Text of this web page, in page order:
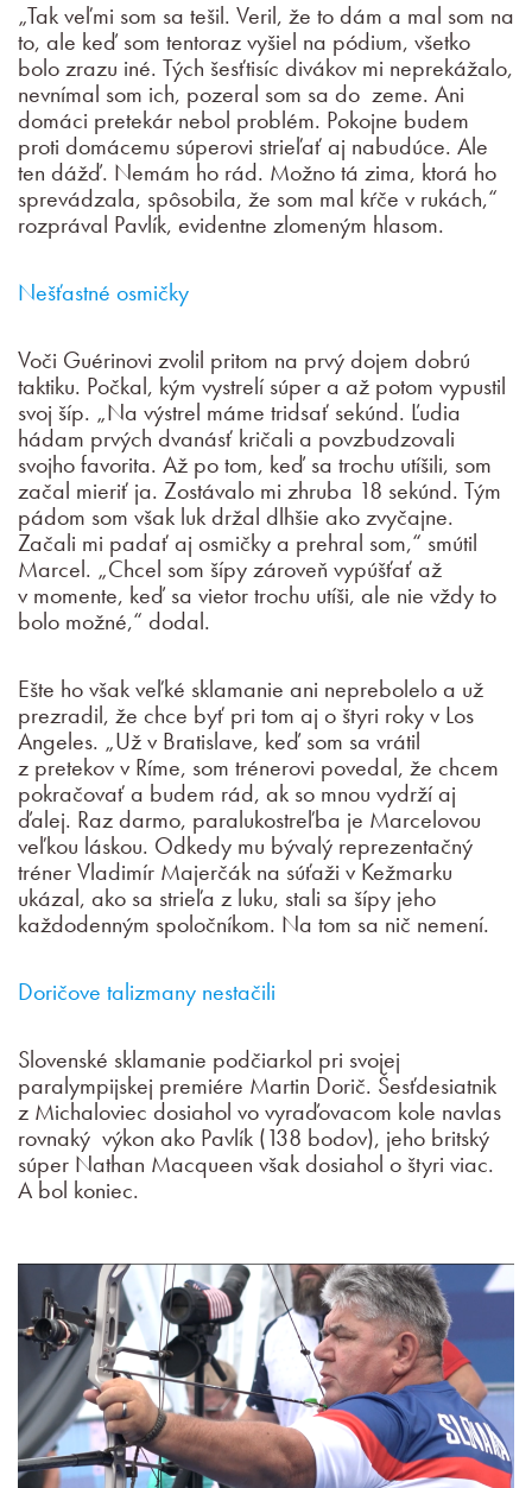
„Tak veľmi som sa tešil. Veril, že to dám a mal som na
to, ale keď som tentoraz vyšiel na pódium, všetko
bolo zrazu iné. Tých šesťtisíc divákov mi neprekážalo,
nevnímal som ich, pozeral som sa do zeme. Ani
domáci pretekár nebol problém. Pokojne budem
proti domácemu súperovi strieľať aj nabudúce. Ale
ten dážď. Nemám ho rád. Možno tá zima, ktorá ho
sprevádzala, spôsobila, že som mal kŕče v rukách,“
rozprával Pavlík, evidentne zlomeným hlasom.
Nešťastné osmičky
Voči Guérinovi zvolil pritom na prvý dojem dobrú
taktiku. Počkal, kým vystrelí súper a až potom vypustil
svoj šíp. „Na výstrel máme tridsať sekúnd. Ľudia
hádam prvých dvanásť kričali a povzbudzovali
svojho favorita. Až po tom, keď sa trochu utíšili, som
začal mieriť ja. Zostávalo mi zhruba 18 sekúnd. Tým
pádom som však luk držal dlhšie ako zvyčajne.
Začali mi padať aj osmičky a prehral som,“ smútil
Marcel. „Chcel som šípy zároveň vypúšťať až
v momente, keď sa vietor trochu utíši, ale nie vždy to
bolo možné,“ dodal.
Ešte ho však veľké sklamanie ani neprebolelo a už
prezradil, že chce byť pri tom aj o štyri roky v Los
Angeles. „Už v Bratislave, keď som sa vrátil
z pretekov v Ríme, som trénerovi povedal, že chcem
pokračovať a budem rád, ak so mnou vydrží aj
ďalej. Raz darmo, paralukostreľba je Marcelovou
veľkou láskou. Odkedy mu bývalý reprezentačný
tréner Vladimír Majerčák na súťaži v Kežmarku
ukázal, ako sa strieľa z luku, stali sa šípy jeho
každodenným spoločníkom. Na tom sa nič nemení.
Doričove talizmany nestačili
Slovenské sklamanie podčiarkol pri svojej
paralympijskej premiére Martin Dorič. Šesťdesiatnik
z Michaloviec dosiahol vo vyraďovacom kole navlas
rovnaký výkon ako Pavlík (138 bodov), jeho britský
súper Nathan Macqueen však dosiahol o štyri viac.
A bol koniec.